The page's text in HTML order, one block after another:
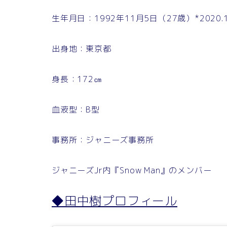
生年月日：1992年11月5日（27歳）
出身地：東京都
身長：172㎝
血液型：B型
事務所：ジャニーズ事務所
ジャニーズJr内『Snow Man』のメンバー
◆田中樹プロフィール